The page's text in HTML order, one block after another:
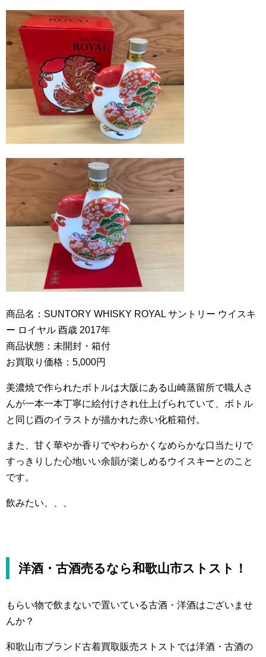
商品名：SUNTORY WHISKY ROYAL サントリー ウイスキ
ー ロイヤル 酉歳 2017年
商品状態：未開封・箱付
お買取り価格：5,000円
美濃焼で作られたボトルは大阪にある山崎蒸留所で職人さ
んが一本一本丁寧に絵付けされ仕上げられていて、ボトル
と同じ酉のイラストが描かれた赤い化粧箱付。
また、甘く華やか香りでやわらかくなめらかな口当たりで
すっきりした心地いい余韻が楽しめるウイスキーとのこと
です。
飲みたい、、、
洋酒・古酒売るなら和歌山市ストスト！
もらい物で飲まないで置いている古酒・洋酒はございませ
んか？
和歌山市ブランド古着買取販売ストストでは洋酒・古酒の